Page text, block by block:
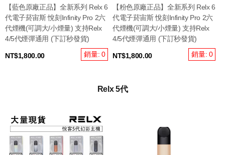
【藍色原廠正品】全新系列 Relx 6
代電子菸宙斯 悅刻Infinity Pro 2六
代煙機(可調大/小煙量) 支持Relx
4/5代煙彈通用 (下訂秒發貨)
NT$1,800.00 銷量: 0
【粉色原廠正品】全新系列 Relx 6
代電子菸宙斯 悅刻Infinity Pro 2六
代煙機(可調大/小煙量) 支持Relx
4/5代煙彈通用 (下訂秒發貨)
NT$1,800.00 銷量: 0
Relx 5代